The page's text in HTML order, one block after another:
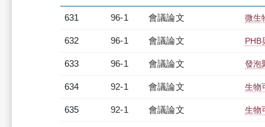
631 96-1 會議論文 微生
632 96-1 會議論文 PHB
633 96-1 會議論文 發泡
634 92-1 會議論文 生物
635 92-1 會議論文 生物